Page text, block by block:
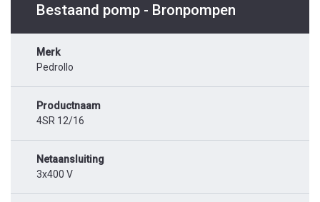
Bestaand pomp - Bronpompen
Merk
Pedrollo
Productnaam
4SR 12/16
Netaansluiting
3x400 V